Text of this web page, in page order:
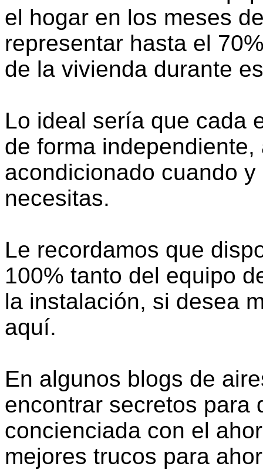
el hogar en los meses
representar hasta el
de la vivienda durante
Lo ideal sería que cada
de forma
acondicionado cuando
necesitas.
Le recordamos que
100% tanto del equipo
la instalación, si desea
aquí.
En algunos blogs de
encontrar secretos para
concienciada con el
mejores trucos para